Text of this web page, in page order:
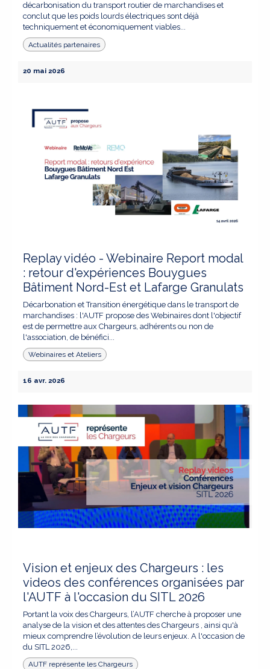
décarbonisation du transport routier de marchandises et
conclut que les poids lourds électriques sont déjà
techniquement et économiquement viables...
Actualités partenaires
20 mai 2026
Replay vidéo - Webinaire Report modal
: retour d'expériences Bouygues
Bâtiment Nord-Est et Lafarge Granulats
Décarbonation et Transition énergétique dans le transport de
marchandises : l'AUTF propose des Webinaires dont l'objectif
est de permettre aux Chargeurs, adhérents ou non de
l'association, de bénéfici...
Webinaires et Ateliers
16 avr. 2026
Vision et enjeux des Chargeurs : les
videos des conférences organisées par
l'AUTF à l'occasion du SITL 2026
Portant la voix des Chargeurs, l’AUTF cherche à proposer une
analyse de la vision et des attentes des Chargeurs , ainsi qu'à
mieux comprendre l’évolution de leurs enjeux. A l'occasion de
du SITL 2026,...
AUTF représente les Chargeurs